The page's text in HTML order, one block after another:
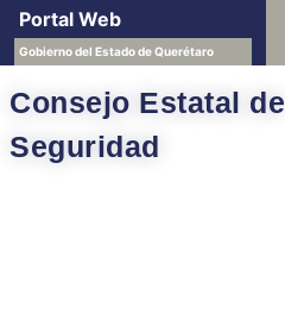
Portal Web
Gobierno del Estado de Querétaro
Consejo Estatal de
Seguridad